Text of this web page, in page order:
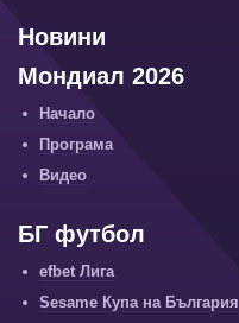
Новини
Мондиал 2026
Начало
Програма
Видео
БГ футбол
efbet Лига
Sesame Купа на България